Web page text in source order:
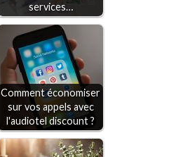
services…
Comment économiser
sur vos appels avec
l'audiotel discount ?